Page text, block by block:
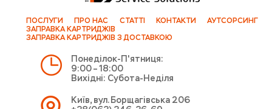
Київ, вул. Борщагівська 206
Понеділок-П'ятниця:
9:00 – 18:00
Вихідні: Субота-Неділя
ПОСЛУГИ ПРО НАС СТАТТІ КОНТАКТИ
АУТСОРСИНГ
ЗАПРАВКА КАРТРИДЖІВ
ЗАПРАВКА КАРТРИДЖІВ З ДОСТАВКОЮ